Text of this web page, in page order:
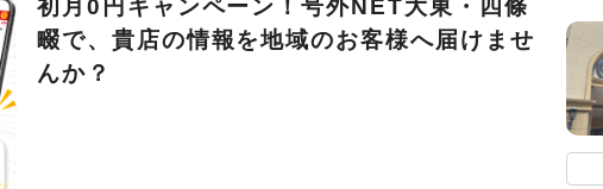
初月0円キャンペーン！号外NET大東・四條
畷で、貴店の情報を地域のお客様へ届けませ
んか？